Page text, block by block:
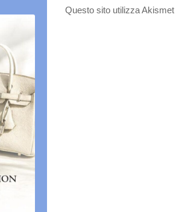
Questo sito utilizza